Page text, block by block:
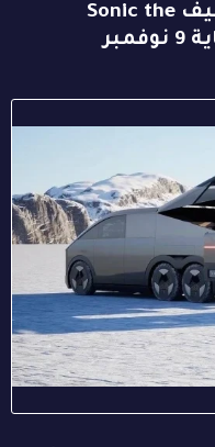
سيتي سنتر البحرين يستضيف Sonic the